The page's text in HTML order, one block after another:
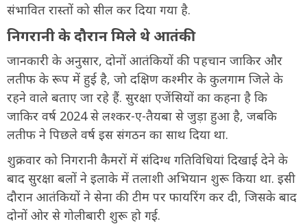
संभावित रास्तों को सील कर दिया गया है.
निगरानी के दौरान मिले थे आतंकी
जानकारी के अनुसार, दोनों आतंकियों की पहचान जाकिर और
लतीफ के रूप में हुई है, जो दक्षिण कश्मीर के कुलगाम जिले के
रहने वाले बताए जा रहे हैं. सुरक्षा एजेंसियों का कहना है कि
जाकिर वर्ष 2024 से लश्कर-ए-तैयबा से जुड़ा हुआ है, जबकि
लतीफ ने पिछले वर्ष इस संगठन का साथ दिया था.
शुक्रवार को निगरानी कैमरों में संदिग्ध गतिविधियां दिखाई देने के
बाद सुरक्षा बलों ने इलाके में तलाशी अभियान शुरू किया था. इसी
दौरान आतंकियों ने सेना की टीम पर फायरिंग कर दी, जिसके बाद
दोनों ओर से गोलीबारी शुरू हो गई.